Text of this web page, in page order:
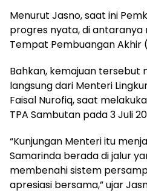
Menurut Jasno, saat ini
progres nyata, di antaranya
Tempat Pembuangan Akhir
Bahkan, kemajuan tersebut
langsung dari Menteri
Faisal Nurofiq, saat
TPA Sambutan pada 3 Juli
“Kunjungan Menteri itu
Samarinda berada di jalur
membenahi sistem
apresiasi bersama,” ujar